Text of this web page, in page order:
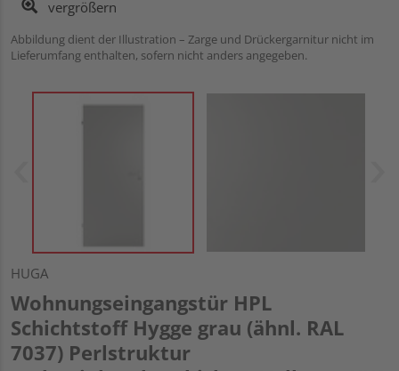
vergrößern
Abbildung dient der Illustration – Zarge und Drückergarnitur nicht im
Lieferumfang enthalten, sofern nicht anders angegeben.
HUGA
Wohnungseingangstür HPL
Schichtstoff Hygge grau (ähnl. RAL
7037) Perlstruktur